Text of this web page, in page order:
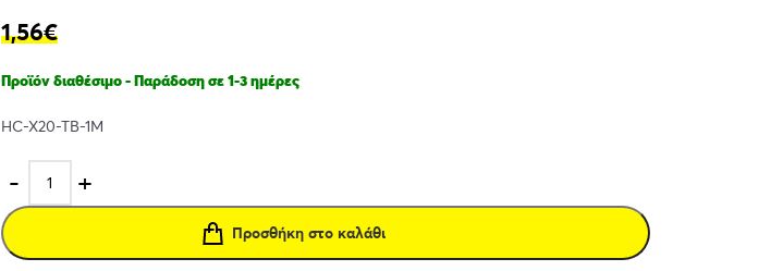
1,56€
Προϊόν διαθέσιμο - Παράδοση σε 1-3 ημέρες
HC-X20-TB-1M
Προσθήκη στο καλάθι